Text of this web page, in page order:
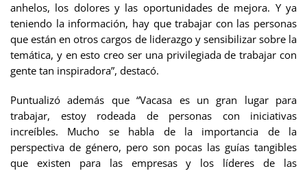
anhelos, los dolores y las oportunidades de mejora. Y ya
teniendo la información, hay que trabajar con las personas
que están en otros cargos de liderazgo y sensibilizar sobre la
temática, y en esto creo ser una privilegiada de trabajar con
gente tan inspiradora”, destacó.
Puntualizó además que “Vacasa es un gran lugar para
trabajar, estoy rodeada de personas con iniciativas
increíbles. Mucho se habla de la importancia de la
perspectiva de género, pero son pocas las guías tangibles
que existen para las empresas y los líderes de las